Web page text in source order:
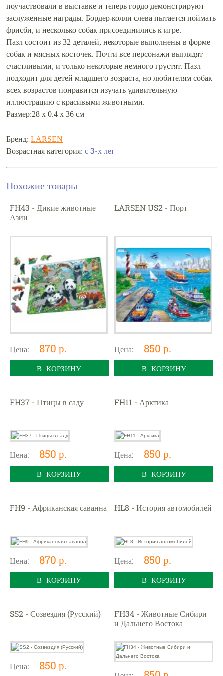
поучаствовали в выставке и теперь гордо демонстрируют
заслуженные награды. Бордер-колли слева пытается поймать
фрисби, и несколько собак присоединились к игре.
Пазл состоит из 32 деталей, некоторые выполнены в форме
собак и мясных косточек. Почти все персонажи выглядят
счастливыми, и только некоторые немного грустят. Пазл
подходит для детей младшего возраста, но любителям собак
всех возрастов понравится изучать удивительную
иллюстрацию с красивыми животными.
Размер:28 х 0.4 х 36 см
Бренд:LARSEN
Возрастная категория:с 3-х лет
Похожие товары
FH43 - Дикие животные
Азии
Цена: 870 р.
В КОРЗИНУ
LARSEN US2 - Порт
Цена: 850 р.
В КОРЗИНУ
FH37 - Птицы в саду
Цена: 850 р.
В КОРЗИНУ
FH11 - Арктика
Цена: 850 р.
В КОРЗИНУ
FH9 - Африканская саванна
Цена: 870 р.
В КОРЗИНУ
HL8 - История автомобилей
Цена: 850 р.
В КОРЗИНУ
SS2 - Созвездия (Русский)
Цена: 850 р.
FH34 - Животные Сибири
и Дальнего Востока